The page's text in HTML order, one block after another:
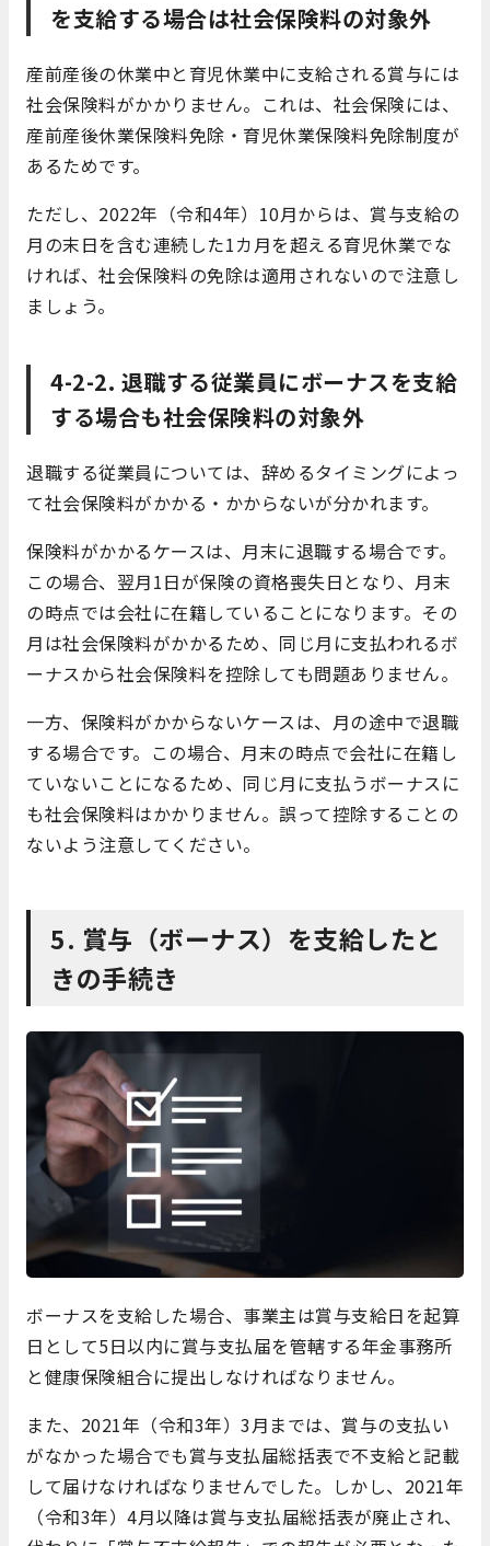
を支給する場合は社会保険料の対象外
産前産後の休業中と育児休業中に支給される賞与には
社会保険料がかかりません。これは、社会保険には、
産前産後休業保険料免除・育児休業保険料免除制度が
あるためです。
ただし、2022年（令和4年）10月からは、賞与支給の
月の末日を含む連続した1カ月を超える育児休業でな
ければ、社会保険料の免除は適用されないので注意し
ましょう。
4-2-2. 退職する従業員にボーナスを支給
する場合も社会保険料の対象外
退職する従業員については、辞めるタイミングによっ
て社会保険料がかかる・かからないが分かれます。
保険料がかかるケースは、月末に退職する場合です。
この場合、翌月1日が保険の資格喪失日となり、月末
の時点では会社に在籍していることになります。その
月は社会保険料がかかるため、同じ月に支払われるボ
ーナスから社会保険料を控除しても問題ありません。
一方、保険料がかからないケースは、月の途中で退職
する場合です。この場合、月末の時点で会社に在籍し
ていないことになるため、同じ月に支払うボーナスに
も社会保険料はかかりません。誤って控除することの
ないよう注意してください。
5. 賞与（ボーナス）を支給したと
きの手続き
ボーナスを支給した場合、事業主は賞与支給日を起算
日として5日以内に賞与支払届を管轄する年金事務所
と健康保険組合に提出しなければなりません。
また、2021年（令和3年）3月までは、賞与の支払い
がなかった場合でも賞与支払届総括表で不支給と記載
して届けなければなりませんでした。しかし、2021年
（令和3年）4月以降は賞与支払届総括表が廃止され、